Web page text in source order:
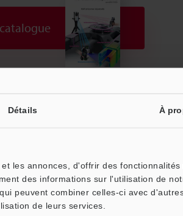
Détails À
les annonces, d'offrir des
des informations sur l'utilisation de
peuvent combiner celles-ci avec
de leurs services.
de Mesure Tridimensionnelle